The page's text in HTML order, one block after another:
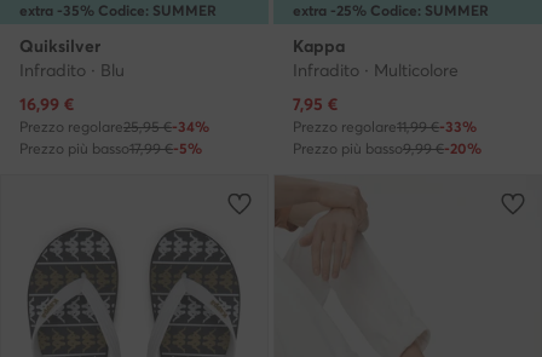
extra -35% Codice: SUMMER
Quiksilver
Infradito · Blu
Prezzo attuale
16,99 €
Prezzo regolare25,95 €-34%
Prezzo più basso17,99 €-5%
extra -25% Codice: SUMMER
Kappa
Infradito · Multicolore
Prezzo attuale
7,95 €
Prezzo regolare11,99 €-33%
Prezzo più basso9,99 €-20%